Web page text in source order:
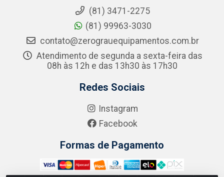
(81) 3471-2275
(81) 99963-3030
contato@zerograuequipamentos.com.br
Atendimento de segunda a sexta-feira das
08h às 12h e das 13h30 às 17h30
Redes Sociais
Instagram
Facebook
Formas de Pagamento